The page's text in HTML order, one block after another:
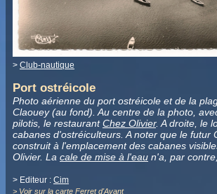
> Club-nautique
Port ostréicole
Photo aérienne du port ostréicole et de la
Claouey (au fond). Au centre de la photo,
pilotis, le restaurantChez Olivier. A droite, le
cabanes d'ostréiculteurs. A noter que le futur
construit à l'emplacement des cabanes
Olivier. La cale de mise à l'eau n'a, par
> Editeur : Cim
> Voir sur la carte Ferret d'Avant